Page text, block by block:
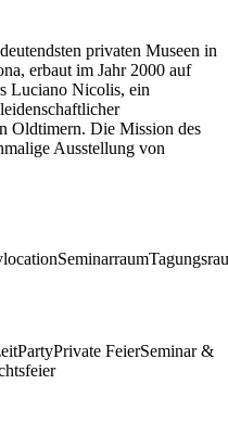
privaten Museen in
erbaut im Jahr 2000 auf
Luciano Nicolis, ein
Oldtimern. Die Mission des
Ausstellung von
Seminarraum
PartyPrivate FeierSeminar &